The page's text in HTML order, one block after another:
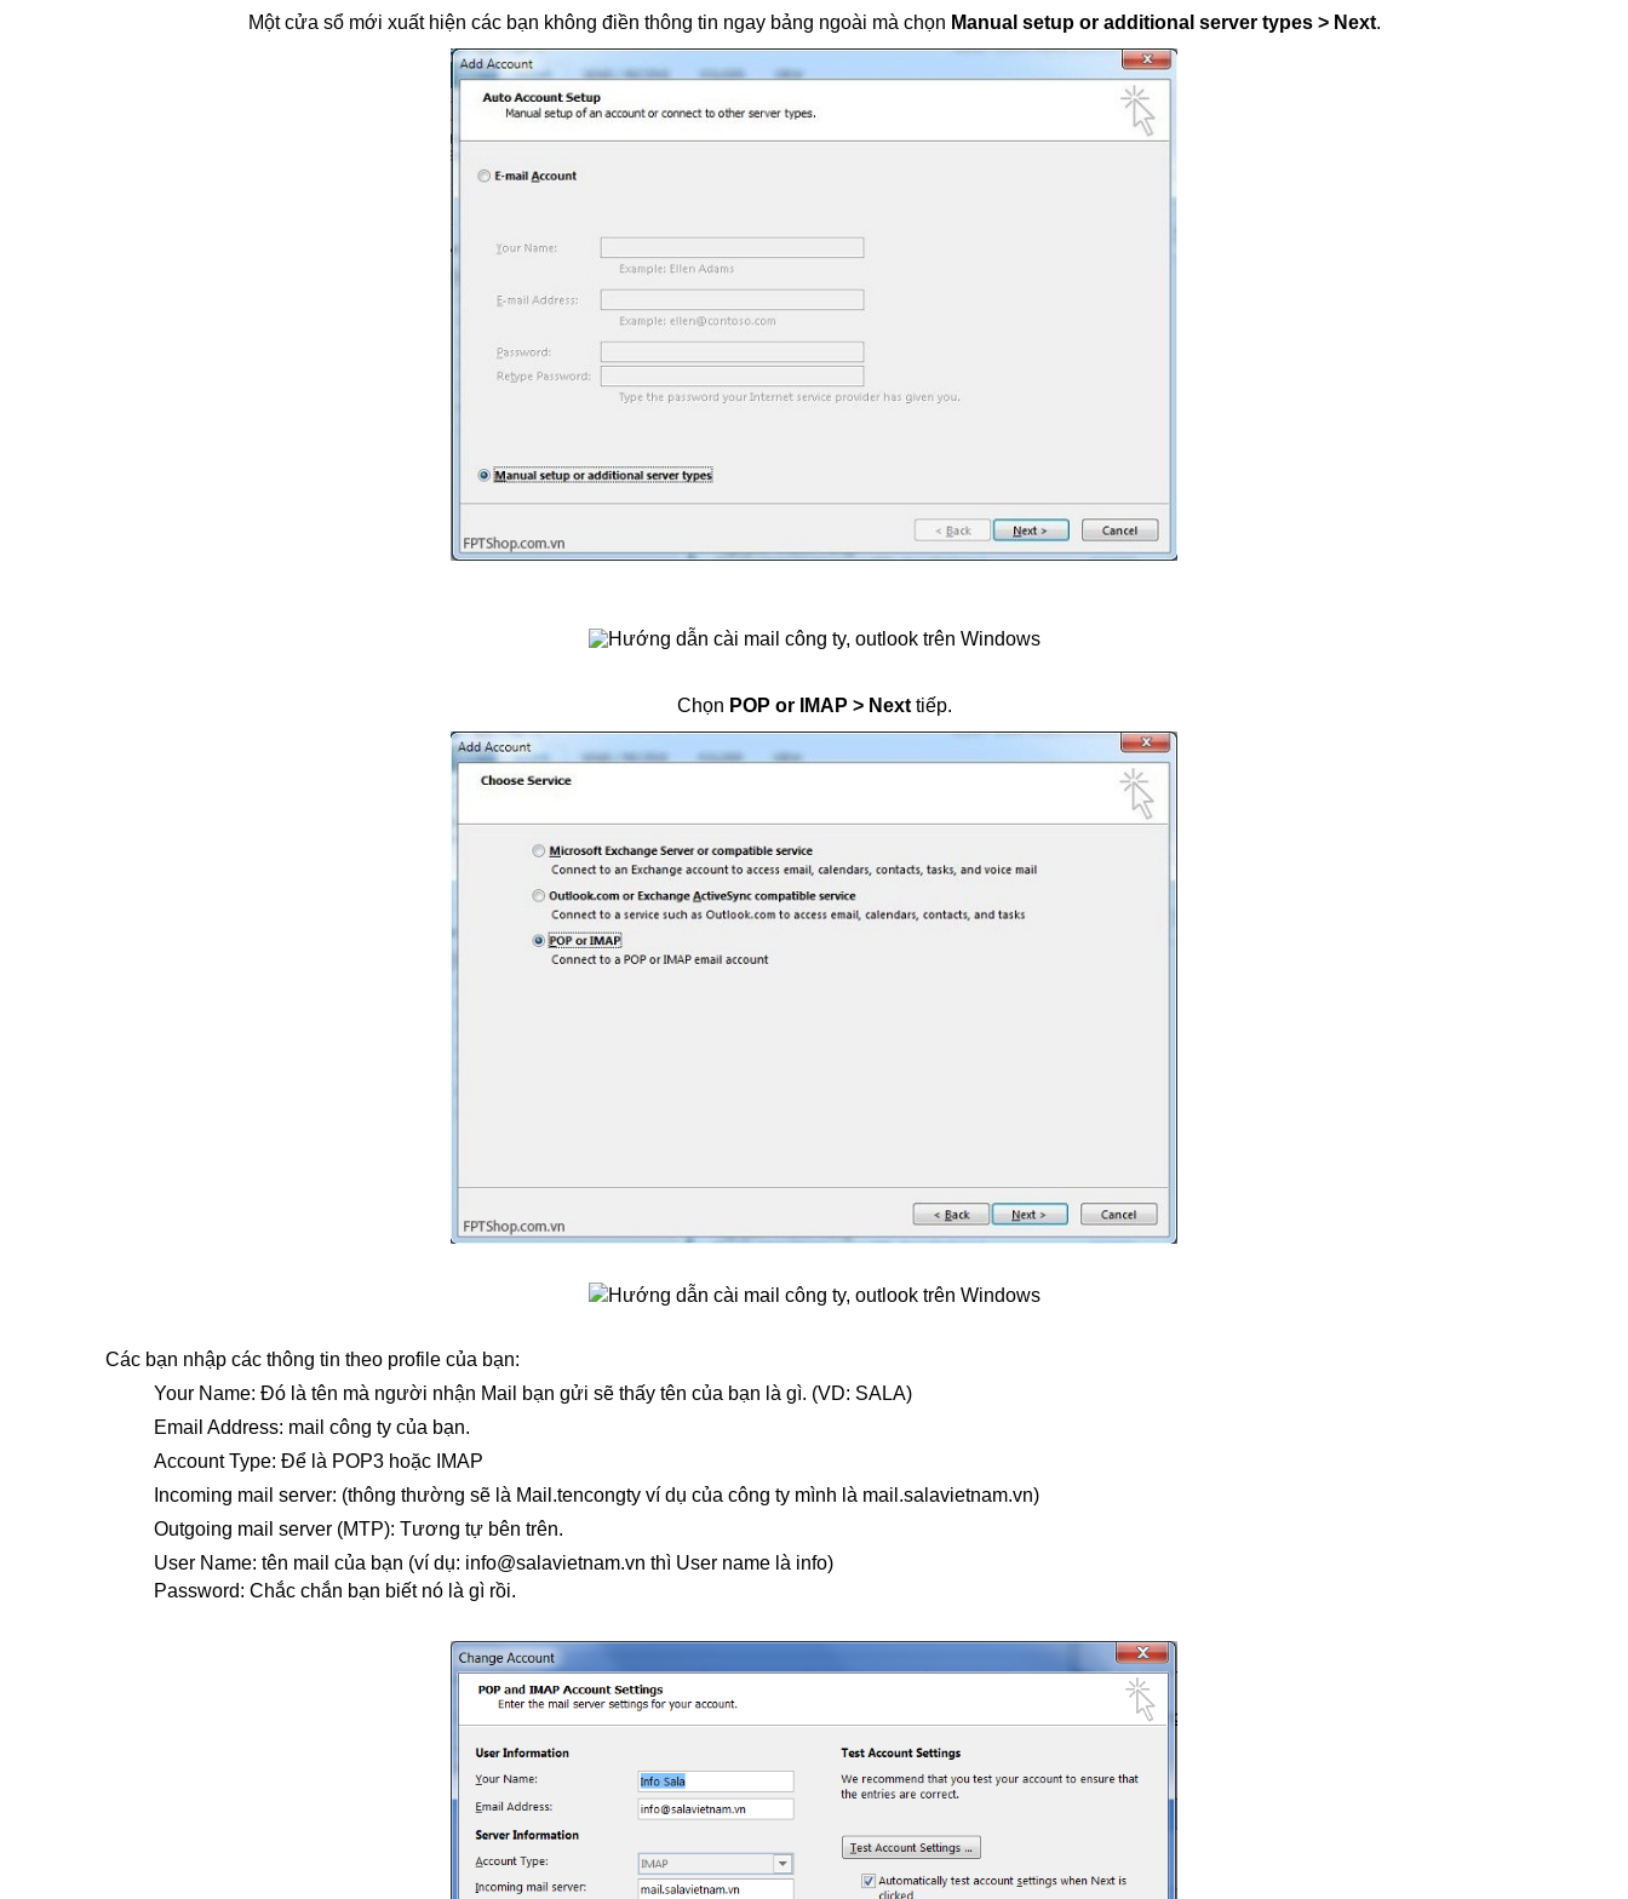
Một cửa sổ mới xuất hiện các bạn không điền thông tin ngay bảng ngoài mà chọn Manual setup or additional server types > Next.
Chọn POP or IMAP > Nexttiếp.
Các bạn nhập các thông tin theo profile của bạn:
Your Name: Đó là tên mà người nhận Mail bạn gửi sẽ thấy tên của bạn là gì. (VD: SALA)
Email Address: mail công ty của bạn.
Account Type: Để là POP3 hoặc IMAP
Incoming mail server: (thông thường sẽ là Mail.tencongty ví dụ của công ty mình là mail.salavietnam.vn)
Outgoing mail server (MTP): Tương tự bên trên.
User Name: tên mail của bạn (ví dụ: info@salavietnam.vn thì User name là info)
Password: Chắc chắn bạn biết nó là gì rồi.